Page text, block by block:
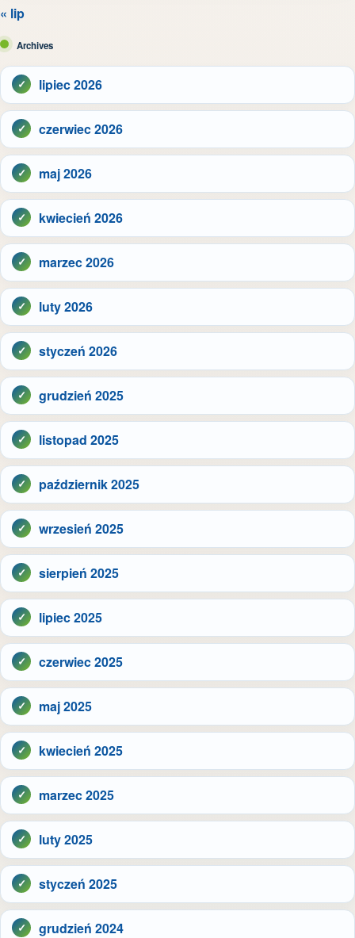
« lip
Archives
lipiec 2026
czerwiec 2026
maj 2026
kwiecień 2026
marzec 2026
luty 2026
styczeń 2026
grudzień 2025
listopad 2025
październik 2025
wrzesień 2025
sierpień 2025
lipiec 2025
czerwiec 2025
maj 2025
kwiecień 2025
marzec 2025
luty 2025
styczeń 2025
grudzień 2024